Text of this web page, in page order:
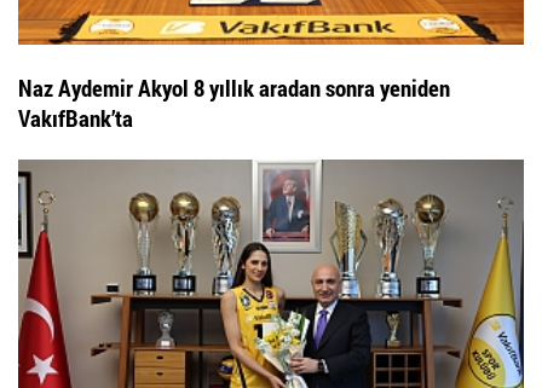
Naz Aydemir Akyol 8 yıllık aradan sonra yeniden
VakıfBank’ta